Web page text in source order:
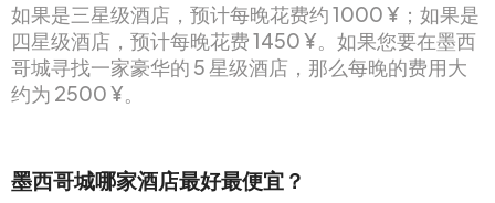
如果是三星级酒店，预计每晚花费约 1000 ¥；如果是
四星级酒店，预计每晚花费 1450 ¥。如果您要在墨西
哥城寻找一家豪华的 5 星级酒店，那么每晚的费用大
约为 2500 ¥。
墨西哥城哪家酒店最好最便宜？